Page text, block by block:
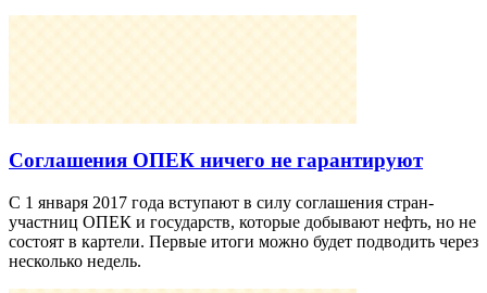
Соглашения ОПЕК ничего не гарантируют
С 1 января 2017 года вступают в силу соглашения стран-
участниц ОПЕК и государств, которые добывают нефть, но не
состоят в картели. Первые итоги можно будет подводить через
несколько недель.